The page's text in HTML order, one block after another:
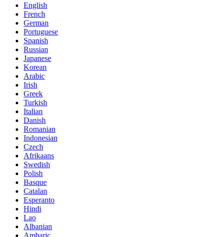
English
French
German
Portuguese
Spanish
Russian
Japanese
Korean
Arabic
Irish
Greek
Turkish
Italian
Danish
Romanian
Indonesian
Czech
Afrikaans
Swedish
Polish
Basque
Catalan
Esperanto
Hindi
Lao
Albanian
Amharic